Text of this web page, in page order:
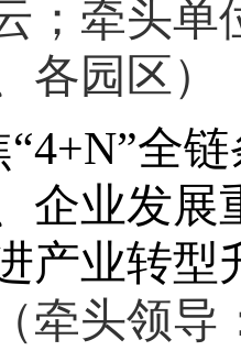
； 牵头单
各园区）
“4+N”全
企业发展
产业转型
（牵头领